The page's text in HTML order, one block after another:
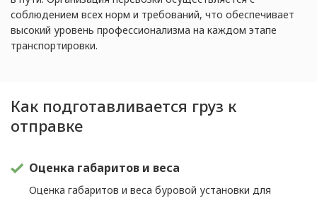
соблюдением всех норм и требований, что обеспечивает
высокий уровень профессионализма на каждом этапе
транспортировки.
Как подготавливается груз к
отправке
Оценка габаритов и веса
Оценка габаритов и веса буровой установки для